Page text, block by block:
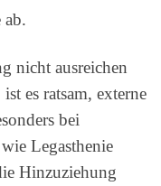
ab.
nicht ausreichen
es ratsam, externe
bei
Legasthenie
Hinzuziehung